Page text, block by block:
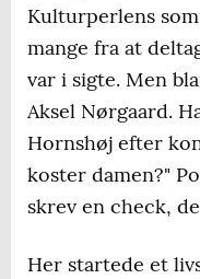
Kulturperlens
mange fra at
var i sigte. Men
Aksel Nørgaard.
Hornshøj efter
koster damen?"
skrev en check,
Her startede et